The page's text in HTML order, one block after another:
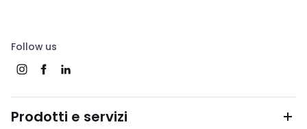
Follow us
Prodotti e servizi